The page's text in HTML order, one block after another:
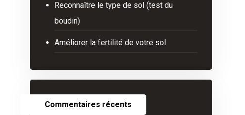
Reconnaître le type de sol (test du
boudin)
Améliorer la fertilité de votre sol
Commentaires récents